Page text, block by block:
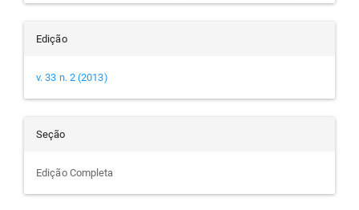
Edição
v. 33 n. 2 (2013)
Seção
Edição Completa